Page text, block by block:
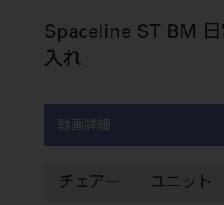
Spaceline ST BM 日
入れ
動画詳細
チェアー ユニット